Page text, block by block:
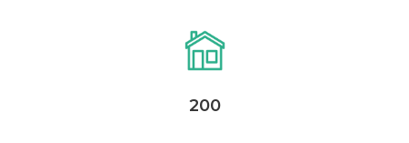
200